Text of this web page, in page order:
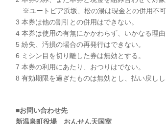
※ユートピア浜坂、松の湯は現金との併用不可
3 本券は他の割引との併用はできない。
4 本券は使用の有無にかかわらず、いかなる理
5 紛失、汚損の場合の再発行はできない。
6 ミシン目を切り離した券は無効とする。
7 本券の利用にあたり、おつりはでない。
8 有効期限を過ぎたものは無効とし、払い戻しし
■お問い合わせ先
新温泉町役場 おんせん天国室